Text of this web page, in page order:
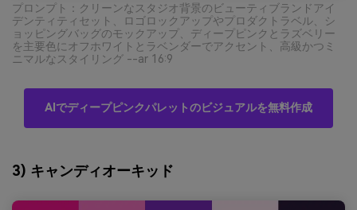
プロンプト：クリーンなスタジオ背景のビューティブランドアイ
デンティティセット、ロゴロックアップやプロダクトラベル、シ
ョッピングバッグのモックアップ、ディープピンクとラズベリー
を主要色にオフホワイトとラベンダーでアクセント、高級かつミ
ニマルなスタイリング --ar 16:9
AIでディープピンクパレットのビジュアルを無料作成
3) キャンディオーキッド